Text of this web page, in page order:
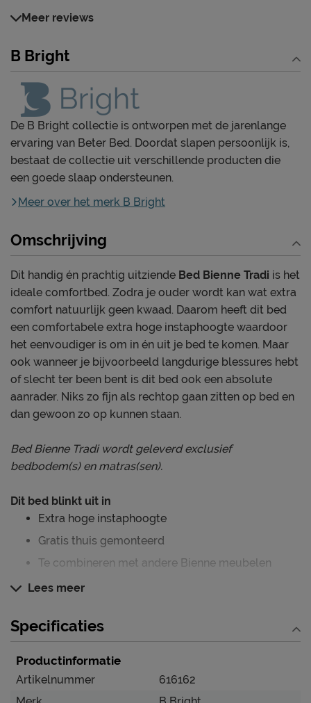
Meer reviews
B Bright
De B Bright collectie is ontworpen met de jarenlange
ervaring van Beter Bed. Doordat slapen persoonlijk is,
bestaat de collectie uit verschillende producten die
een goede slaap ondersteunen.
Meer over het merk B Bright
Omschrijving
Dit handig én prachtig uitziende Bed Bienne Tradi is het
ideale comfortbed. Zodra je ouder wordt kan wat extra
comfort natuurlijk geen kwaad. Daarom heeft dit bed
een comfortabele extra hoge instaphoogte waardoor
het eenvoudiger is om in én uit je bed te komen. Maar
ook wanneer je bijvoorbeeld langdurige blessures hebt
of slecht ter been bent is dit bed ook een absolute
aanrader. Niks zo fijn als rechtop gaan zitten op bed en
dan gewoon zo op kunnen staan.
Bed Bienne Tradi wordt geleverd exclusief
bedbodem(s) en matras(sen).
Dit bed blinkt uit in
Extra hoge instaphoogte
Gratis thuis gemonteerd
Te combineren met andere Bienne meubelen
Dit bed wordt geleverd exclusief bedbodem(s) en
matras(sen). Hierdoor kun je zelf een bedbodem en
matras uitkiezen die perfect past bij jouw
slaapcomfort. Vraag gerust een van onze
slaapadviseurs in de winkel voor een bijpassend advies.
Lees meer
Specificaties
Productinformatie
Artikelnummer
616162